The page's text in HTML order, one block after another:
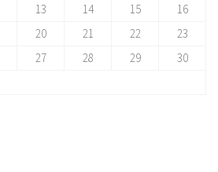
13 14 15
16
20 21 22
23
27 28 29
30